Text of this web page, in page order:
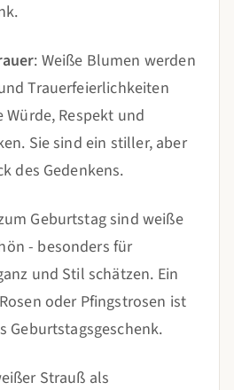
: Weiße Blumen werden
Trauerfeierlichkeiten
Respekt und
Sie sind ein stiller, aber
des Gedenkens.
Geburtstag sind weiße
- besonders für
und Stil schätzen. Ein
oder Pfingstrosen ist
Geburtstagsgeschenk.
Strauß als